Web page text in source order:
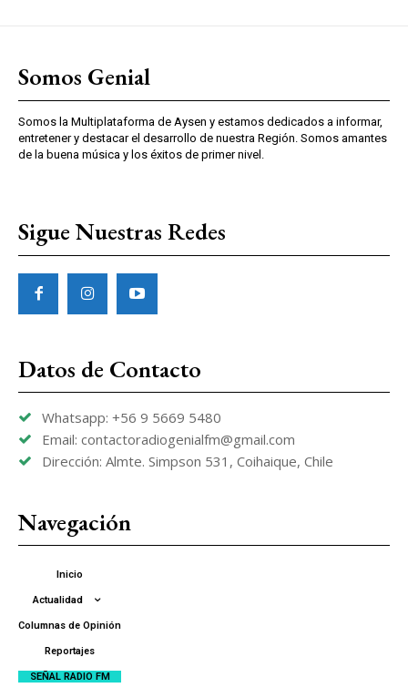
Somos Genial
Somos la Multiplataforma de Aysen y estamos dedicados a informar,
entretener y destacar el desarrollo de nuestra Región. Somos amantes
de la buena música y los éxitos de primer nivel.
Sigue Nuestras Redes
Datos de Contacto
Whatsapp: +56 9 5669 5480
Email: contactoradiogenialfm@gmail.com
Dirección: Almte. Simpson 531, Coihaique, Chile
Navegación
Inicio
Actualidad
Columnas de Opinión
Reportajes
SEÑAL RADIO FM